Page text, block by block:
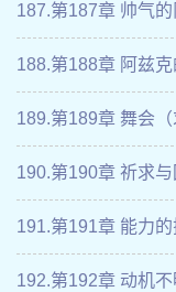
187.第187章 帅气的
188.第188章 阿兹
189.第189章 舞会（
190.第190章 祈求与
191.第191章 能力
192.第192章 动机不